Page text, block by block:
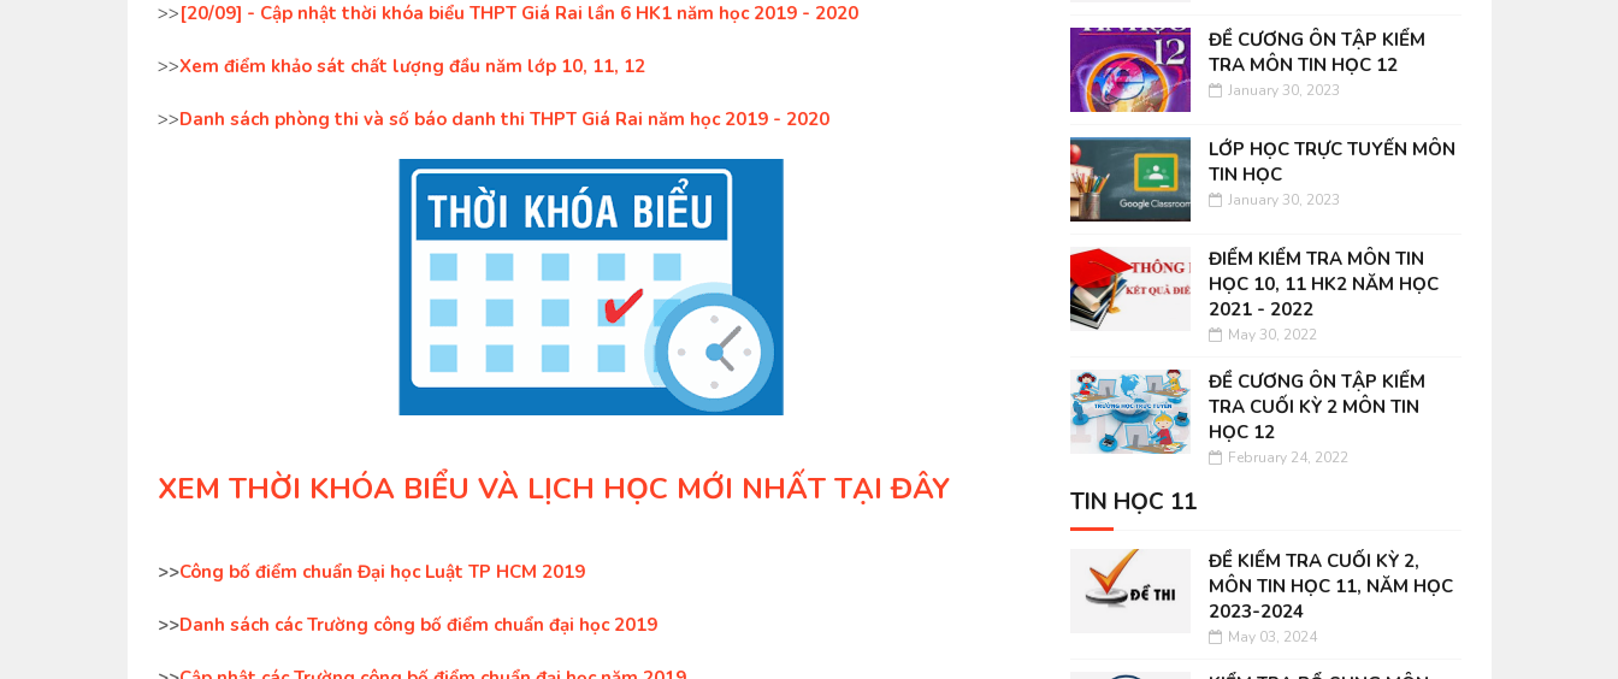
>>[20/09] - Cập nhật thời khóa biểu THPT Giá Rai lần 6 HK1 năm học 2019 - 2020
>>Xem điểm khảo sát chất lượng đầu năm lớp 10, 11, 12
>>Danh sách phòng thi và số báo danh thi THPT Giá Rai năm học 2019 - 2020
XEM THỜI KHÓA BIỂU VÀ LỊCH HỌC MỚI NHẤT TẠI ĐÂY
>>Công bố điểm chuẩn Đại học Luật TP HCM 2019
>>Danh sách các Trường công bố điểm chuẩn đại học 2019
ĐỀ CƯƠNG ÔN TẬP KIỂM
TRA MÔN TIN HỌC 12
January 30, 2023
LỚP HỌC TRỰC TUYẾN MÔN
TIN HỌC
January 30, 2023
ĐIỂM KIỂM TRA MÔN TIN
HỌC 10, 11 HK2 NĂM HỌC
2021 - 2022
May 30, 2022
ĐỀ CƯƠNG ÔN TẬP KIỂM
TRA CUỐI KỲ 2 MÔN TIN
HỌC 12
February 24, 2022
TIN HỌC 11
ĐỀ KIỂM TRA CUỐI KỲ 2,
MÔN TIN HỌC 11, NĂM HỌC
2023-2024
May 03, 2024